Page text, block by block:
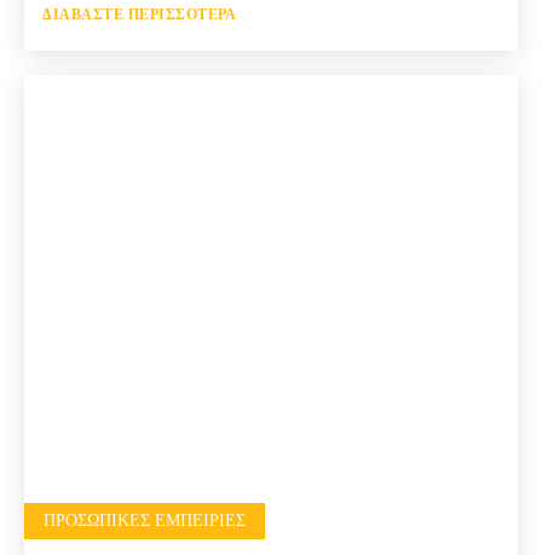
ΔΙΑΒΆΣΤΕ ΠΕΡΙΣΣΌΤΕΡΑ
ΠΡΟΣΩΠΙΚΈΣ ΕΜΠΕΙΡΊΕΣ